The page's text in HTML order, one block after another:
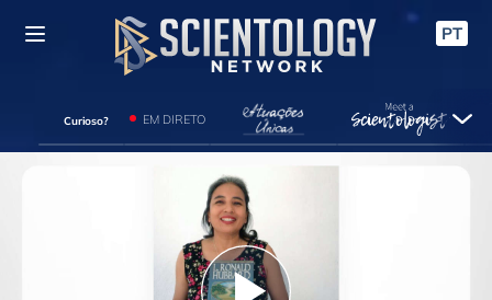
PT
Curioso? EM DIRETO